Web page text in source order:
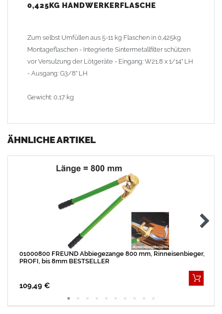
0,425KG HANDWERKERFLASCHE
Zum selbst Umfüllen aus 5-11 kg Flaschen in 0,425kg
Montageflaschen - Integrierte Sintermetallfilter schützen
vor Versulzung der Lötgeräte - Eingang: W21,8 x 1/14" LH
- Ausgang: G3/8" LH
Gewicht: 0,17 kg
ÄHNLICHE ARTIKEL
01000800 FREUND Abbiegezange 800 mm, Rinneisenbieger,
PROFI, bis 8mm BESTSELLER
109,49 €